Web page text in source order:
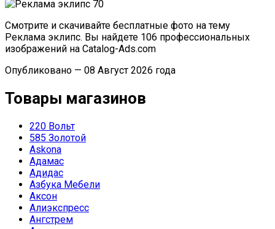
Смотрите и скачивайте бесплатные фото на тему
Реклама эклипс. Вы найдете 106 профессиональных
изображений на Catalog-Ads.com
Опубликовано — 08 Август 2026 года
Товары магазинов
220 Вольт
585 Золотой
Askona
Адамас
Адидас
Азбука Мебели
Аксон
Алиэкспресс
Ангстрем